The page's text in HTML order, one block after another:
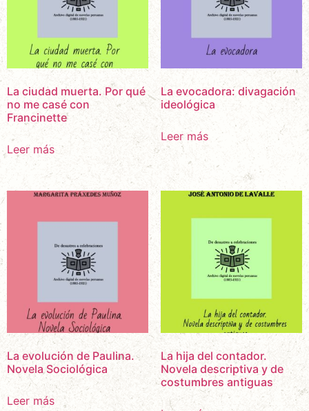
La ciudad muerta. Por qué
no me casé con
Francinette
Leer más
La evocadora: divagación
ideológica
Leer más
La evolución de Paulina.
Novela Sociológica
Leer más
La hija del contador.
Novela descriptiva y de
costumbres antiguas